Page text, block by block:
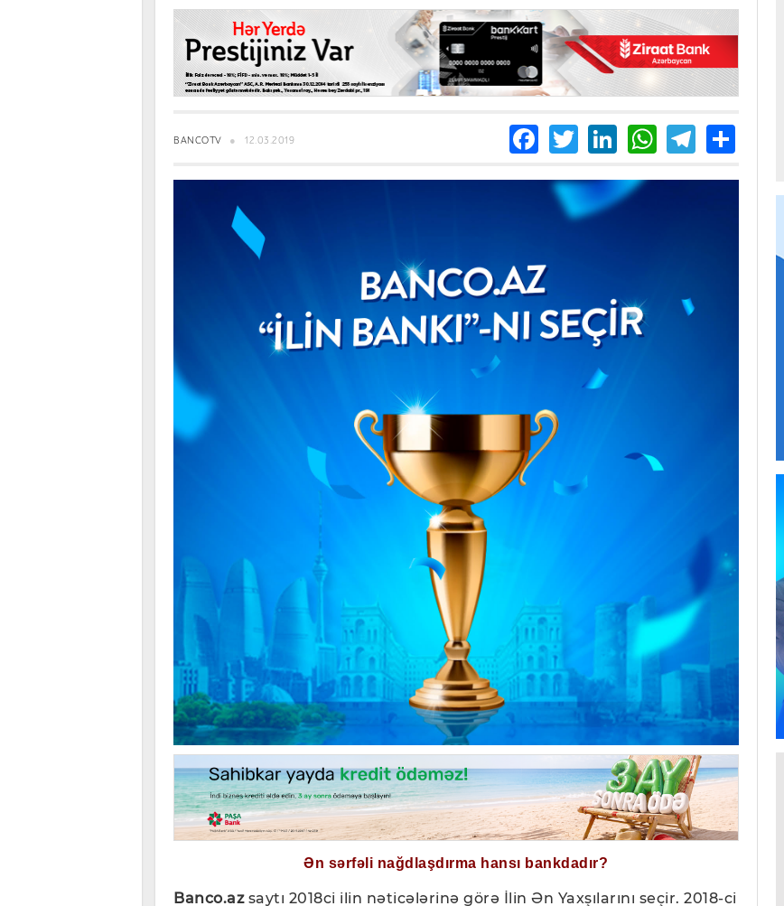
BANCOTV 12.03.2019 Facebook
TwitterLinkedIn
WhatsApp
Ən sərfəli nağdlaşdırma hansı bankdadır?
Banco.azsaytı 2018ci ilin nəticələrinə görə İlin Ən Yaxşılarını seçir. 2018-ci